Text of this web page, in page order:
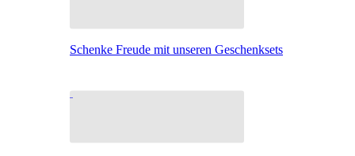
Schenke Freude mit unseren Geschenksets